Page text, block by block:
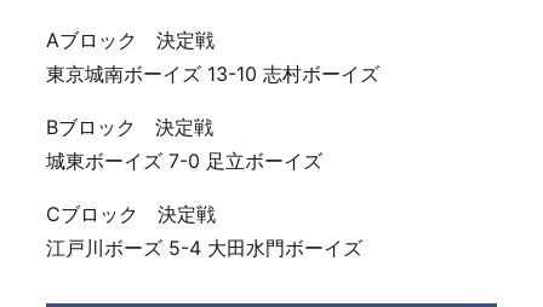
Aブロック 決定戦
東京城南ボーイズ 13-10 志村ボーイズ
Bブロック 決定戦
城東ボーイズ 7-0 足立ボーイズ
Cブロック 決定戦
江戸川ボーズ 5-4 大田水門ボーイズ